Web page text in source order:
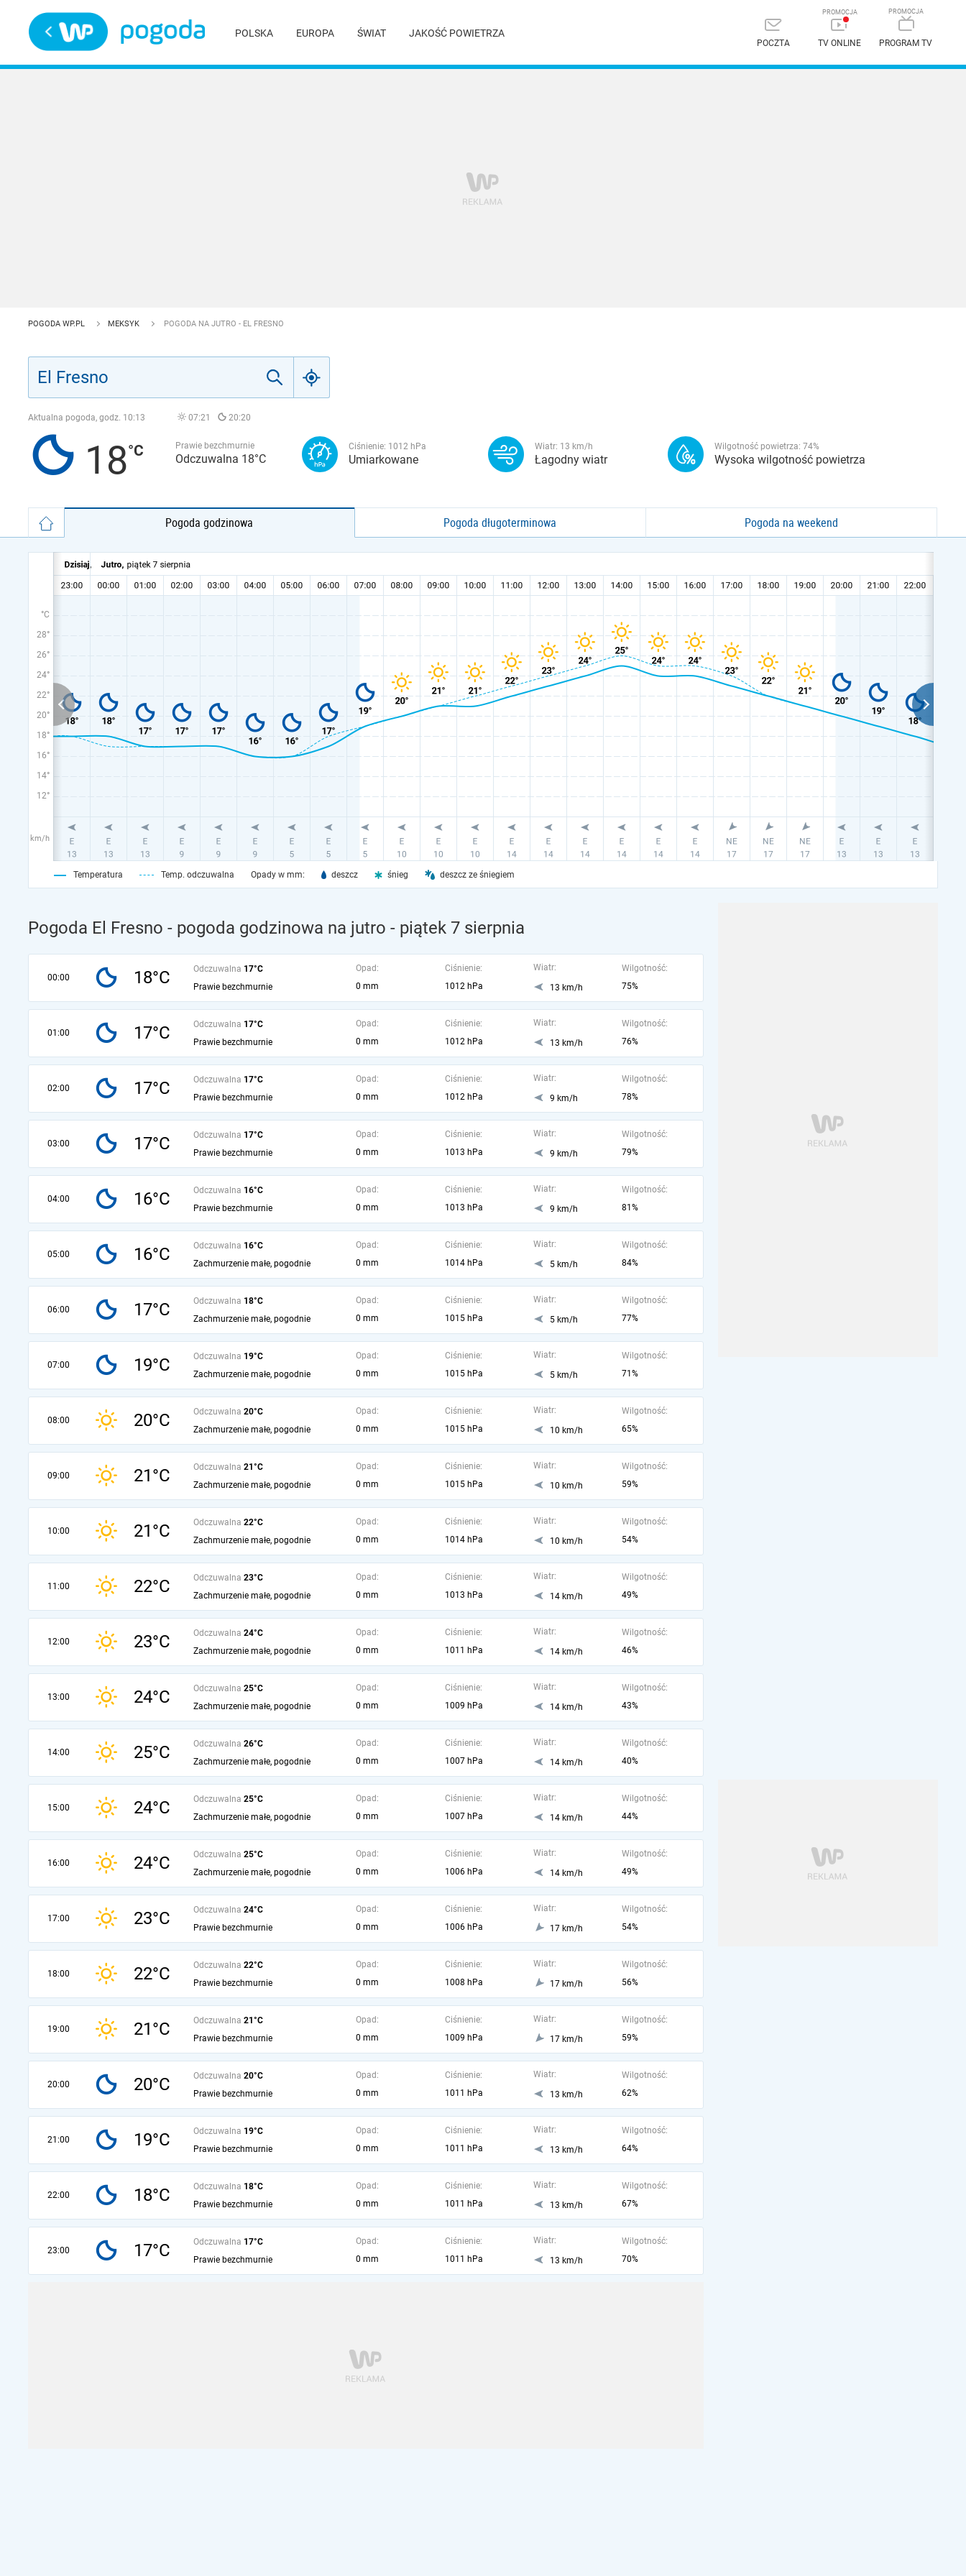
POLSKA EUROPA ŚWIAT JAKOŚĆ POWIETRZA
POCZTA TV ONLINE PROGRAM TV
POGODA WP.PL MEKSYK POGODA NA JUTRO - EL FRESNO
Aktualna pogoda, godz. 10:13 07:21 20:20
18 Prawie bezchmurnie
Odczuwalna 18°C
Ciśnienie: 1012 hPa
Umiarkowane
Wiatr: 13 km/h
Łagodny wiatr
Wilgotność powietrza: 74%
Wysoka wilgotność powietrza
Pogoda godzinowa Pogoda długoterminowa Pogoda na weekend
°C
28°
26°
24°
22°
20°
18°
16°
14°
12°
km/h
Temperatura Temp. odczuwalna Opady w mm: deszcz śnieg deszcz ze śniegiem
Pogoda El Fresno - pogoda godzinowa na jutro - piątek 7 sierpnia
00:00 18°C Odczuwalna 17°C
Prawie bezchmurnie
Opad:
0 mm
Ciśnienie:
1012 hPa
Wiatr:
13 km/h
Wilgotność:
75%
01:00 17°C Odczuwalna 17°C
Prawie bezchmurnie
Opad:
0 mm
Ciśnienie:
1012 hPa
Wiatr:
13 km/h
Wilgotność:
76%
02:00 17°C Odczuwalna 17°C
Prawie bezchmurnie
Opad:
0 mm
Ciśnienie:
1012 hPa
Wiatr:
9 km/h
Wilgotność:
78%
03:00 17°C Odczuwalna 17°C
Prawie bezchmurnie
Opad:
0 mm
Ciśnienie:
1013 hPa
Wiatr:
9 km/h
Wilgotność:
79%
04:00 16°C Odczuwalna 16°C
Prawie bezchmurnie
Opad:
0 mm
Ciśnienie:
1013 hPa
Wiatr:
9 km/h
Wilgotność:
81%
05:00 16°C Odczuwalna 16°C
Zachmurzenie małe, pogodnie
Opad:
0 mm
Ciśnienie:
1014 hPa
Wiatr:
5 km/h
Wilgotność:
84%
06:00 17°C Odczuwalna 18°C
Zachmurzenie małe, pogodnie
Opad:
0 mm
Ciśnienie:
1015 hPa
Wiatr:
5 km/h
Wilgotność:
77%
07:00 19°C Odczuwalna 19°C
Zachmurzenie małe, pogodnie
Opad:
0 mm
Ciśnienie:
1015 hPa
Wiatr:
5 km/h
Wilgotność:
71%
08:00 20°C Odczuwalna 20°C
Zachmurzenie małe, pogodnie
Opad:
0 mm
Ciśnienie:
1015 hPa
Wiatr:
10 km/h
Wilgotność:
65%
09:00 21°C Odczuwalna 21°C
Zachmurzenie małe, pogodnie
Opad:
0 mm
Ciśnienie:
1015 hPa
Wiatr:
10 km/h
Wilgotność:
59%
10:00 21°C Odczuwalna 22°C
Zachmurzenie małe, pogodnie
Opad:
0 mm
Ciśnienie:
1014 hPa
Wiatr:
10 km/h
Wilgotność:
54%
11:00 22°C Odczuwalna 23°C
Zachmurzenie małe, pogodnie
Opad:
0 mm
Ciśnienie:
1013 hPa
Wiatr:
14 km/h
Wilgotność:
49%
12:00 23°C Odczuwalna 24°C
Zachmurzenie małe, pogodnie
Opad:
0 mm
Ciśnienie:
1011 hPa
Wiatr:
14 km/h
Wilgotność:
46%
13:00 24°C Odczuwalna 25°C
Zachmurzenie małe, pogodnie
Opad:
0 mm
Ciśnienie:
1009 hPa
Wiatr:
14 km/h
Wilgotność:
43%
14:00 25°C Odczuwalna 26°C
Zachmurzenie małe, pogodnie
Opad:
0 mm
Ciśnienie:
1007 hPa
Wiatr:
14 km/h
Wilgotność:
40%
15:00 24°C Odczuwalna 25°C
Zachmurzenie małe, pogodnie
Opad:
0 mm
Ciśnienie:
1007 hPa
Wiatr:
14 km/h
Wilgotność:
44%
16:00 24°C Odczuwalna 25°C
Zachmurzenie małe, pogodnie
Opad:
0 mm
Ciśnienie:
1006 hPa
Wiatr:
14 km/h
Wilgotność:
49%
17:00 23°C Odczuwalna 24°C
Prawie bezchmurnie
Opad:
0 mm
Ciśnienie:
1006 hPa
Wiatr:
17 km/h
Wilgotność:
54%
18:00 22°C Odczuwalna 22°C
Prawie bezchmurnie
Opad:
0 mm
Ciśnienie:
1008 hPa
Wiatr:
17 km/h
Wilgotność:
56%
19:00 21°C Odczuwalna 21°C
Prawie bezchmurnie
Opad:
0 mm
Ciśnienie:
1009 hPa
Wiatr:
17 km/h
Wilgotność:
59%
20:00 20°C Odczuwalna 20°C
Prawie bezchmurnie
Opad:
0 mm
Ciśnienie:
1011 hPa
Wiatr:
13 km/h
Wilgotność:
62%
21:00 19°C Odczuwalna 19°C
Prawie bezchmurnie
Opad:
0 mm
Ciśnienie:
1011 hPa
Wiatr:
13 km/h
Wilgotność:
64%
22:00 18°C Odczuwalna 18°C
Prawie bezchmurnie
Opad:
0 mm
Ciśnienie:
1011 hPa
Wiatr:
13 km/h
Wilgotność:
67%
23:00 17°C Odczuwalna 17°C
Prawie bezchmurnie
Opad:
0 mm
Ciśnienie:
1011 hPa
Wiatr:
13 km/h
Wilgotność:
70%